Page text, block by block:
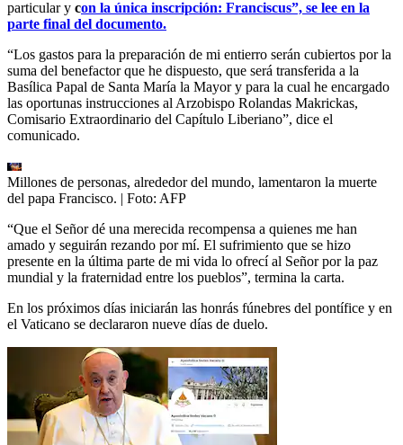
particular y con la única inscripción: Franciscus”, se lee en la
parte final del documento.
“Los gastos para la preparación de mi entierro serán cubiertos por la
suma del benefactor que he dispuesto, que será transferida a la
Basílica Papal de Santa María la Mayor y para la cual he encargado
las oportunas instrucciones al Arzobispo Rolandas Makrickas,
Comisario Extraordinario del Capítulo Liberiano”, dice el
comunicado.
Millones de personas, alrededor del mundo, lamentaron la muerte
del papa Francisco. | Foto: AFP
“Que el Señor dé una merecida recompensa a quienes me han
amado y seguirán rezando por mí. El sufrimiento que se hizo
presente en la última parte de mi vida lo ofrecí al Señor por la paz
mundial y la fraternidad entre los pueblos”, termina la carta.
En los próximos días iniciarán las honrás fúnebres del pontífice y en
el Vaticano se declararon nueve días de duelo.